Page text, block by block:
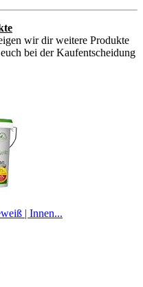
wir dir weitere Produkte
bei der Kaufentscheidung
| Innen...